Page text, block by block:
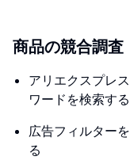
商品の競合調査
アリエクスプレ
ワードを検索する
広告フィルター
る